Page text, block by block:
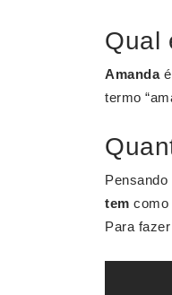
Qual
Amandaé
termo
tem como
Para